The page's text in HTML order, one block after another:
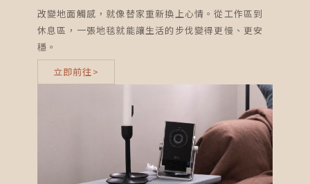
改變地面觸感，就像替家重新換上心情。從工作區到
休息區，一張地毯就能讓生活的步伐變得更慢、更安
穩。
立即前往>